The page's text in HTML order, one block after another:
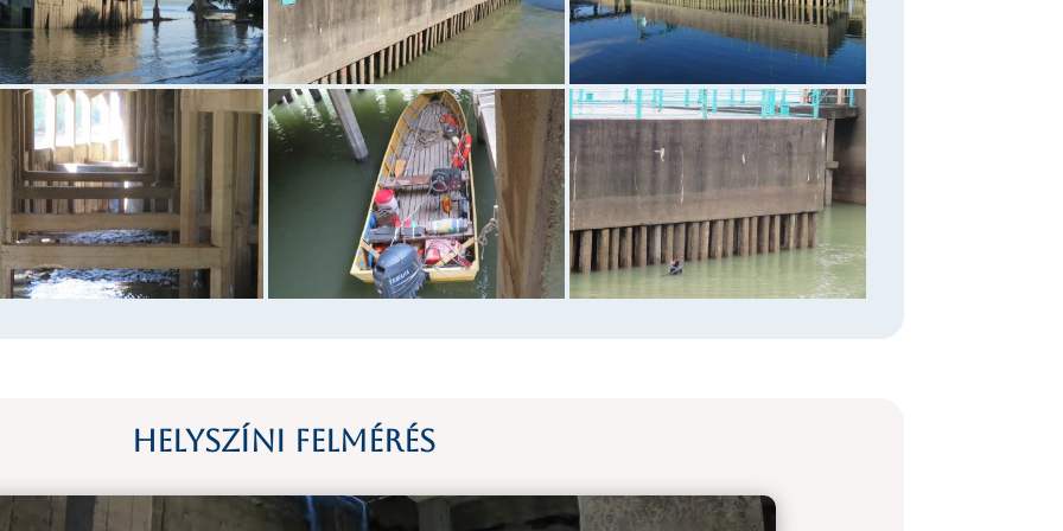
Helyszíni felmérés